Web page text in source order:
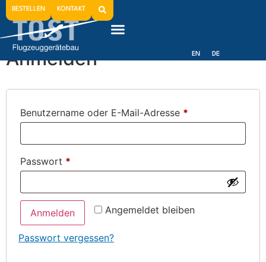
BESTELLEN KONTAKT
EN DE
Mein Konto
Anmelden
Benutzername oder E-Mail-Adresse *
Passwort *
Angemeldet bleiben
Anmelden
Passwort vergessen?